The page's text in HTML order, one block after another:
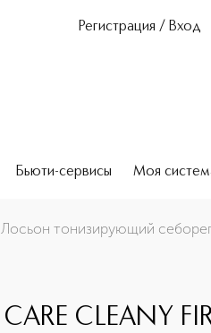
Регистрация / Вход
Бьюти-сервисы Моя
Лосьон тонизирующий
CLEANY